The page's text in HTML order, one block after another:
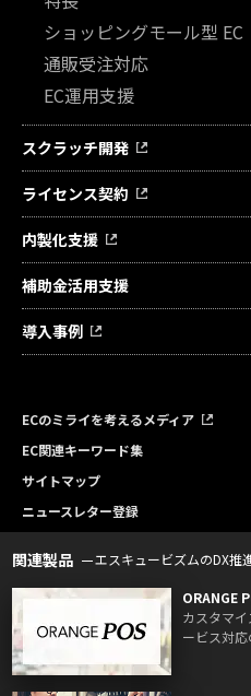
ショッピングモール型 EC
通販受注対応
EC運用支援
スクラッチ開発
ライセンス契約
内製化支援
補助金活用支援
導入事例
ECのミライを考えるメディア
EC関連キーワード集
サイトマップ
ニュースレター登録
関連製品 エスキュービズムのDX推
ORANGE
カスタマ
ービス対